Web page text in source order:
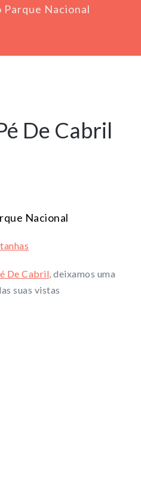
Nacional
De Cabril
Nacional
De Cabril, deixamos uma
suas vistas